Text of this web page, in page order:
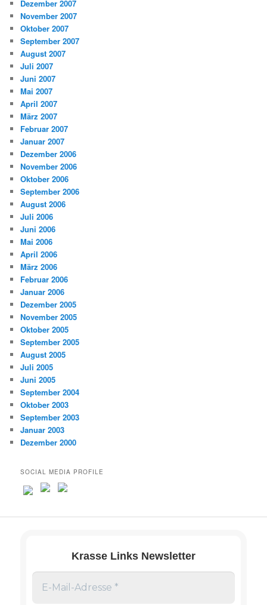
Dezember 2007
November 2007
Oktober 2007
September 2007
August 2007
Juli 2007
Juni 2007
Mai 2007
April 2007
März 2007
Februar 2007
Januar 2007
Dezember 2006
November 2006
Oktober 2006
September 2006
August 2006
Juli 2006
Juni 2006
Mai 2006
April 2006
März 2006
Februar 2006
Januar 2006
Dezember 2005
November 2005
Oktober 2005
September 2005
August 2005
Juli 2005
Juni 2005
September 2004
Oktober 2003
September 2003
Januar 2003
Dezember 2000
SOCIAL MEDIA PROFILE
Krasse Links Newsletter